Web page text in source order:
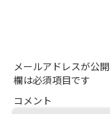
メールアドレスが公
欄は必須項目です
コメント